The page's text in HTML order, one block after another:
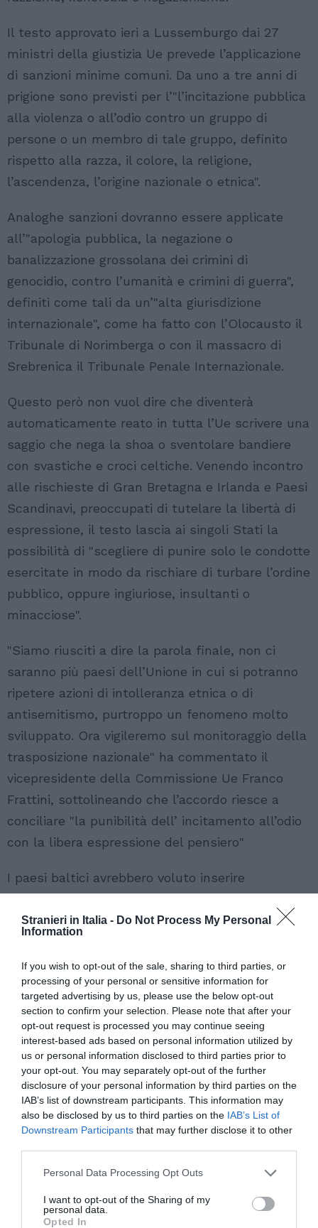
Stranieri in Italia - Do Not Process My Personal
Information
If you wish to opt-out of the sale, sharing to third parties, or
processing of your personal or sensitive information for
targeted advertising by us, please use the below opt-out
section to confirm your selection. Please note that after your
opt-out request is processed you may continue seeing
interest-based ads based on personal information utilized by
us or personal information disclosed to third parties prior to
your opt-out. You may separately opt-out of the further
disclosure of your personal information by third parties on the
IAB’s list of downstream participants. This information may
also be disclosed by us to third parties on the IAB’s List of
Downstream Participants that may further disclose it to other
Personal Data Processing Opt Outs
I want to opt-out of the Sharing of my
personal data.
Opted In
Il testo approvato ieri a Lussemburgo dai 27
ministri della giustizia Ue prevede l’applicazione
di sanzioni minime comuni. Da uno a tre anni di
prigione sono previsti per l’"l’incitazione pubblica
alla violenza o all’odio contro un gruppo di
persone o un membro di tale gruppo, definito
rispetto alla razza, il colore, la religione,
l’ascendenza, l’origine nazionale o etnica".
Analoghe sanzioni dovranno essere applicate
all’"apologia pubblica, la negazione o
banalizzazione grossolana dei crimini di
genocidio, contro l’umanità e crimini di guerra",
definiti come tali da un’"alta giurisdizione
internazionale", come ha fatto con l’Olocausto il
Tribunale di Norimberga o con il massacro di
Srebrenica il Tribunale Penale Internazionale.
Questo però non vuol dire che diventerà
automaticamente reato in tutta l’Ue scrivere una
saggio che nega la shoa o sventolare bandiere
con svastiche e croci celtiche. Venendo incontro
alle rischieste di Gran Bretagna e Irlanda e Paesi
Scandinavi, preoccupati di tutelare la libertà di
espressione, il testo lascia ai singoli Stati la
possibilità di "scegliere di punire solo le condotte
esercitate in modo da rischiare di turbare l’ordine
pubblico, oppure ingiuriose, insultanti o
minacciose".
"Siamo riusciti a dire la parola finale, non ci
saranno più paesi dell’Unione in cui si potranno
ripetere azioni di intolleranza etnica o di
antisemitismo, purtroppo un fenomeno molto
sviluppato. Ora vigileremo sul monitoraggio della
trasposizione nazionale" ha commentato il
vicepresidente della Commissione Ue Franco
Frattini, sottolineando che l’accordo riesce a
conciliare "la punibilità dell’ incitamento all’odio
con la libera espressione del pensiero"
I paesi baltici avrebbero voluto inserire
testo. Alla fine si è arrivati a una dichiarazione in
totalitari, con la previsione che in futuro venga
riesaminata necessità di legiferare su questo
punto.